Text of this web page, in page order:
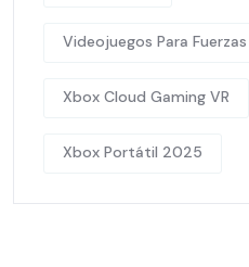
Videojuegos Para
Xbox Cloud Gaming VR
Xbox Portátil 2025